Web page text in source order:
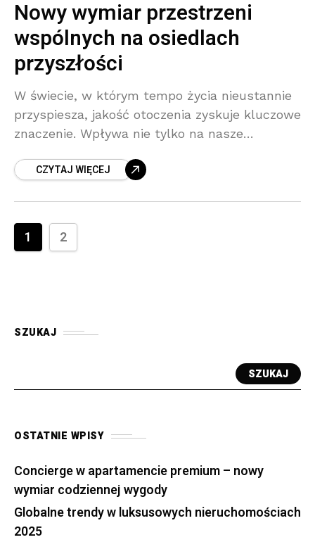
Nowy wymiar przestrzeni
wspólnych na osiedlach
przyszłości
W świecie, w którym tempo życia nieustannie
przyspiesza, jakość otoczenia zyskuje kluczowe
znaczenie. Wpływa nie tylko na nasze
również na ogólną jakość życia. Wybierając
CZYTAJ WIĘCEJ
1 2
SZUKAJ
SZUKAJ
OSTATNIE WPISY
Concierge w apartamencie premium – nowy
wymiar codziennej wygody
Globalne trendy w luksusowych nieruchomościach
2025